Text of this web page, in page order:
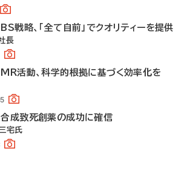
戦略、「全て自前」でクオリティーを提供
長
活動、科学的根拠に基づく効率化を
成致死創薬の成功に確信
宅氏